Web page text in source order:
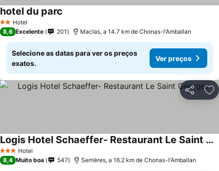
2 Estrelas
Hotel
hotel du parc
8,6 Excelente 201 Maclas, a 14.7 km de Chonas-l'Amballan
Selecione as datas para ver os preços
exatos.
Ver preços
Partilhar
3 EstrelasHotel
Logis Hotel Schaeffer- Restaurant Le Saint Georges
Ver preços
8,4 Muito boa 547 Serrières, a 16.2 km de Chonas-l'Amballan